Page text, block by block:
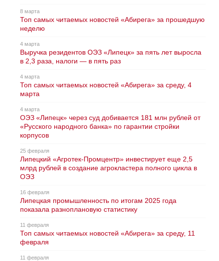
8 марта
Топ самых читаемых новостей «Абирега» за прошедшую
неделю
4 марта
Выручка резидентов ОЭЗ «Липецк» за пять лет выросла
в 2,3 раза, налоги — в пять раз
4 марта
Топ самых читаемых новостей «Абирега» за среду, 4
марта
4 марта
ОЭЗ «Липецк» через суд добивается 181 млн рублей от
«Русского народного банка» по гарантии стройки
корпусов
25 февраля
Липецкий «Агротек-Промцентр» инвестирует еще 2,5
млрд рублей в создание агрокластера полного цикла в
ОЭЗ
16 февраля
Липецкая промышленность по итогам 2025 года
показала разноплановую статистику
11 февраля
Топ самых читаемых новостей «Абирега» за среду, 11
февраля
11 февраля